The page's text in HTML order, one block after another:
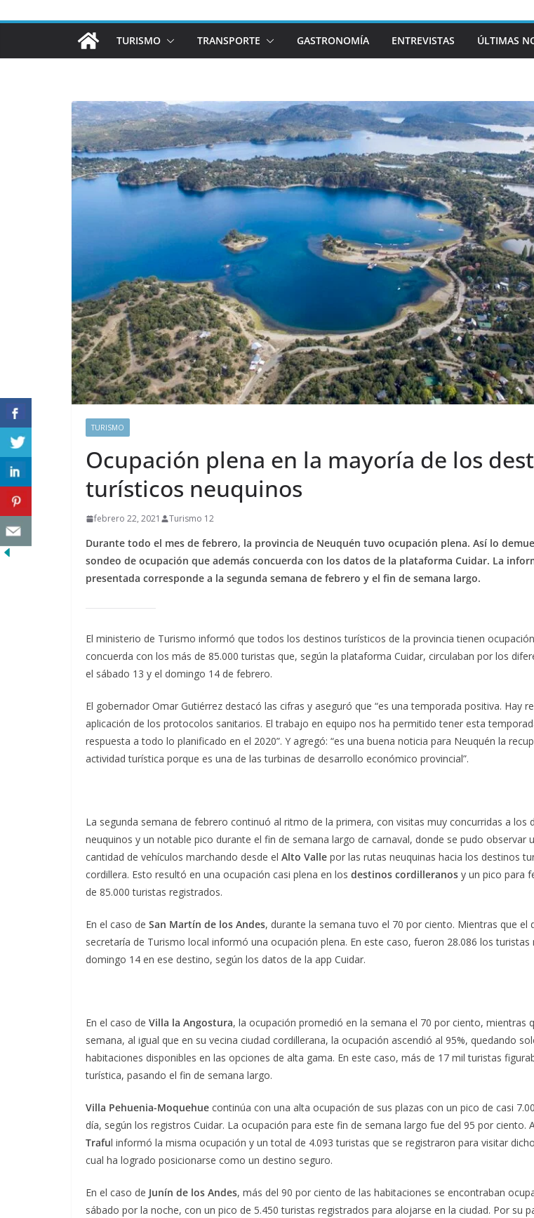
TURISMO TRANSPORTE GASTRONOMÍA ENTREVISTAS ÚLTIMAS
TURISMO
Ocupación plena en la mayoría de los
turísticos neuquinos
febrero 22, 2021 Turismo 12
Durante todo el mes de febrero, la provincia de Neuquén tuvo ocupación plena. Así lo
sondeo de ocupación que además concuerda con los datos de la plataforma Cuidar. La
presentada corresponde a la segunda semana de febrero y el fin de semana largo.
El ministerio de Turismo informó que todos los destinos turísticos de la provincia tienen
concuerda con los más de 85.000 turistas que, según la plataforma Cuidar, circulaban por los
el sábado 13 y el domingo 14 de febrero.
El gobernador Omar Gutiérrez destacó las cifras y aseguró que “es una temporada positiva. Hay
aplicación de los protocolos sanitarios. El trabajo en equipo nos ha permitido tener esta
respuesta a todo lo planificado en el 2020”. Y agregó: “es una buena noticia para Neuquén la
actividad turística porque es una de las turbinas de desarrollo económico provincial”.
La segunda semana de febrero continuó al ritmo de la primera, con visitas muy concurridas a los
neuquinos y un notable pico durante el fin de semana largo de carnaval, donde se pudo observar
cantidad de vehículos marchando desde el Alto Valle por las rutas neuquinas hacia los destinos
cordillera. Esto resultó en una ocupación casi plena en los destinos cordilleranos y un pico para
de 85.000 turistas registrados.
En el caso de San Martín de los Andes, durante la semana tuvo el 70 por ciento. Mientras que el
secretaría de Turismo local informó una ocupación plena. En este caso, fueron 28.086 los turistas
domingo 14 en ese destino, según los datos de la app Cuidar.
En el caso de Villa la Angostura, la ocupación promedió en la semana el 70 por ciento, mientras
semana, al igual que en su vecina ciudad cordillerana, la ocupación ascendió al 95%, quedando
habitaciones disponibles en las opciones de alta gama. En este caso, más de 17 mil turistas
turística, pasando el fin de semana largo.
Villa Pehuenia-Moquehue continúa con una alta ocupación de sus plazas con un pico de casi
día, según los registros Cuidar. La ocupación para este fin de semana largo fue del 95 por ciento.
Traful informó la misma ocupación y un total de 4.093 turistas que se registraron para visitar
cual ha logrado posicionarse como un destino seguro.
En el caso de Junín de los Andes, más del 90 por ciento de las habitaciones se encontraban
sábado por la noche, con un pico de 5.450 turistas registrados para alojarse en la ciudad. Por su